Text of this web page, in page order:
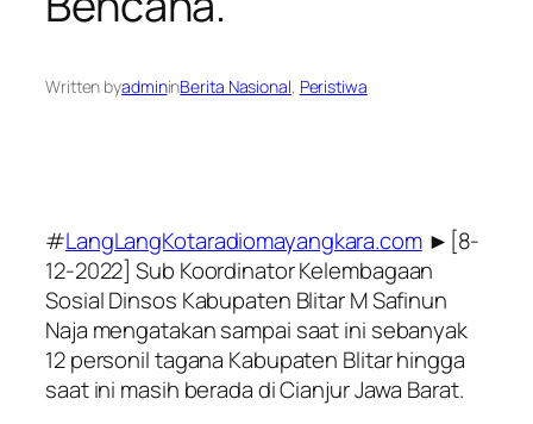
Written byadmininBerita Nasional, Peristiwa
#LangLangKotaradiomayangkara.com►[8-
12-2022] Sub Koordinator Kelembagaan
Sosial Dinsos Kabupaten Blitar M Safinun
Naja mengatakan sampai saat ini sebanyak
12 personil tagana Kabupaten Blitar hingga
saat ini masih berada di Cianjur Jawa Barat.